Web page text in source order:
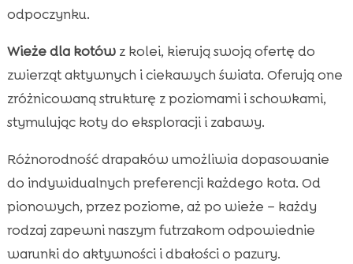
odpoczynku.
Wieże dla kotówz kolei, kierują swoją ofertę do
zwierząt aktywnych i ciekawych świata. Oferują one
zróżnicowaną strukturę z poziomami i schowkami,
stymulując koty do eksploracji i zabawy.
Różnorodność drapaków umożliwia dopasowanie
do indywidualnych preferencji każdego kota. Od
pionowych, przez poziome, aż po wieże – każdy
rodzaj zapewni naszym futrzakom odpowiednie
warunki do aktywności i dbałości o pazury.